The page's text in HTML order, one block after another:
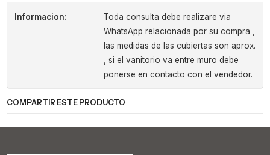
Informacion:
Toda consulta debe realizare via
WhatsApp relacionada por su compra ,
las medidas de las cubiertas son aprox.
, si el vanitorio va entre muro debe
ponerse en contacto con el vendedor.
COMPARTIR ESTE PRODUCTO